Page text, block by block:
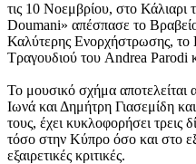
τις 10 Νοεμβρίου, στο
Doumani» απέσπασε το
Καλύτερης Ενορχήστρωσης, το
Τραγουδιού του Andrea Parodi
Το μουσικό σχήμα
Ιωνά και Δημήτρη Γιασεμίδη
τους, έχει κυκλοφορήσει τρεις
τόσο στην Κύπρο όσο και στο
εξαιρετικές κριτικές.